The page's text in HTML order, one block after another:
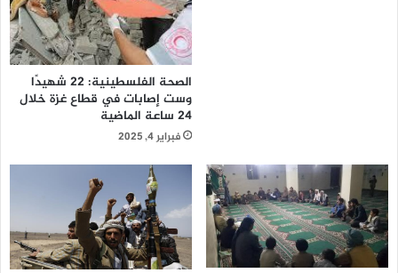
الصحة الفلسطينية: 22 شهيدًا
وست إصابات في قطاع غزة خلال
24 ساعة الماضية
فبراير 4, 2025